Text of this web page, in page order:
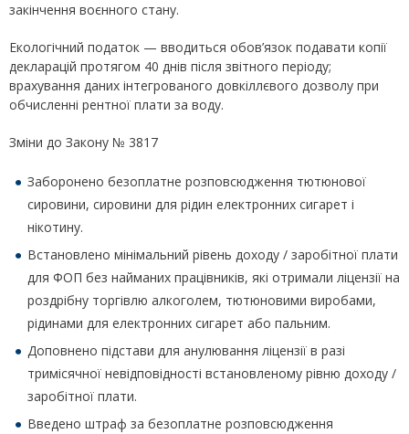
закінчення воєнного стану.
Екологічний податок — вводиться обов’язок подавати копії
декларацій протягом 40 днів після звітного періоду;
врахування даних інтегрованого довкіллєвого дозволу при
обчисленні рентної плати за воду.
Зміни до Закону № 3817
Заборонено безоплатне розповсюдження тютюнової
сировини, сировини для рідин електронних сигарет і
нікотину.
Встановлено мінімальний рівень доходу / заробітної плати
для ФОП без найманих працівників, які отримали ліцензії на
роздрібну торгівлю алкоголем, тютюновими виробами,
рідинами для електронних сигарет або пальним.
Доповнено підстави для анулювання ліцензії в разі
тримісячної невідповідності встановленому рівню доходу /
заробітної плати.
Введено штраф за безоплатне розповсюдження